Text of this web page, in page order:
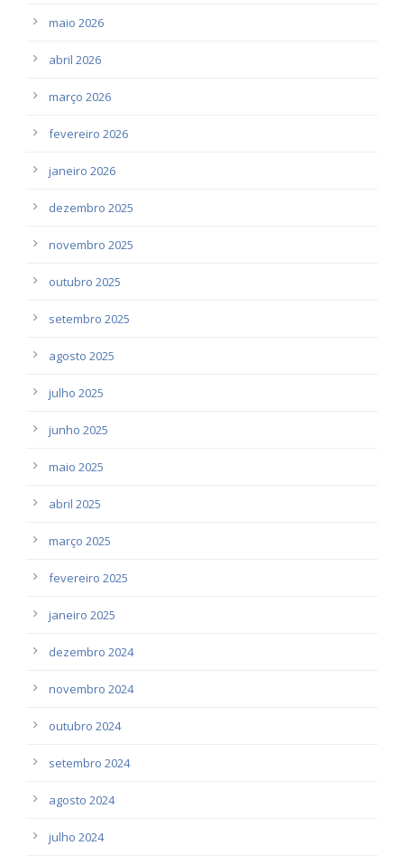
maio 2026
abril 2026
março 2026
fevereiro 2026
janeiro 2026
dezembro 2025
novembro 2025
outubro 2025
setembro 2025
agosto 2025
julho 2025
junho 2025
maio 2025
abril 2025
março 2025
fevereiro 2025
janeiro 2025
dezembro 2024
novembro 2024
outubro 2024
setembro 2024
agosto 2024
julho 2024